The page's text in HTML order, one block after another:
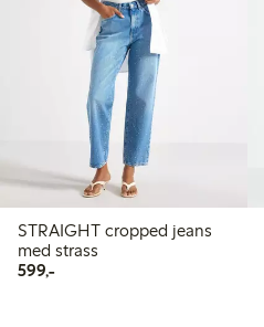
STRAIGHT cropped jeans
med strass
599,-599,00 kr